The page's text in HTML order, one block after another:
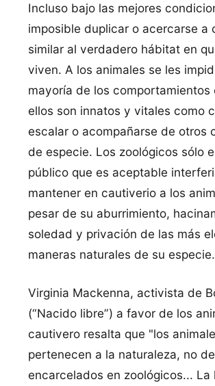
Incluso bajo las mejores
imposible duplicar o acercarse a
similar al verdadero hábitat en
viven. A los animales se les
mayoría de los comportamientos
ellos son innatos y vitales como
escalar o acompañarse de otros
de especie. Los zoológicos sólo
público que es aceptable
mantener en cautiverio a los
pesar de su aburrimiento,
soledad y privación de las más
maneras naturales de su especie.
Virginia Mackenna, activista de
(“Nacido libre”) a favor de los
cautivero resalta que "los
pertenecen a la naturaleza, no
encarcelados en zoológicos... La